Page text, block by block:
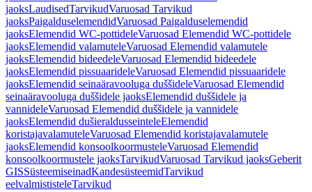
jaoksLaudisedTarvikudVaruosad Tarvikud
jaoksPaigalduselemendidVaruosad Paigalduselemendid
jaoksElemendid WC-pottideleVaruosad Elemendid WC-pottidele
jaoksElemendid valamuteleVaruosad Elemendid valamutele
jaoksElemendid bideedeleVaruosad Elemendid bideedele
jaoksElemendid pissuaarideleVaruosad Elemendid pissuaaridele
jaoksElemendid seinaäravooluga duššideleVaruosad Elemendid
seinaäravooluga duššidele jaoksElemendid duššidele ja
vannideleVaruosad Elemendid duššidele ja vannidele
jaoksElemendid dušieraldusseinteleElemendid
koristajavalamuteleVaruosad Elemendid koristajavalamutele
jaoksElemendid konsoolkoormusteleVaruosad Elemendid
konsoolkoormustele jaoksTarvikudVaruosad Tarvikud jaoksGeberit
GISSüsteemiseinadKandesüsteemidTarvikud
eelvalmististeleTarvikud